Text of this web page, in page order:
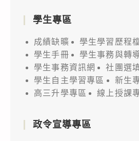
學生專區
成績缺曠
學生學習歷程
學生手冊
學生事務與轉
學生事務資訊網
社團選
學生自主學習專區
新生
高三升學專區
線上授課
政令宣導專區